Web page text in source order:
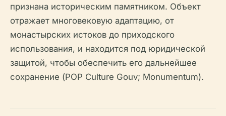
признана историческим памятником. Объект
отражает многовековую адаптацию, от
монастырских истоков до приходского
использования, и находится под юридической
защитой, чтобы обеспечить его дальнейшее
сохранение (POP Culture Gouv; Monumentum).